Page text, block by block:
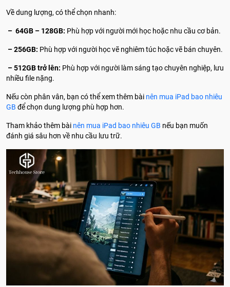
Về dung lượng, có thể chọn nhanh:
– 64GB – 128GB: Phù hợp với người mới học hoặc nhu cầu cơ bản.
– 256GB: Phù hợp với người học vẽ nghiêm túc hoặc vẽ bán chuyên.
– 512GB trở lên: Phù hợp với người làm sáng tạo chuyên nghiệp, lưu
nhiều file nặng.
Nếu còn phân vân, bạn có thể xem thêm bài nên mua iPad bao nhiêu
GB để chọn dung lượng phù hợp hơn.
Tham khảo thêm bài nên mua iPad bao nhiêu GB nếu bạn muốn
đánh giá sâu hơn về nhu cầu lưu trữ.